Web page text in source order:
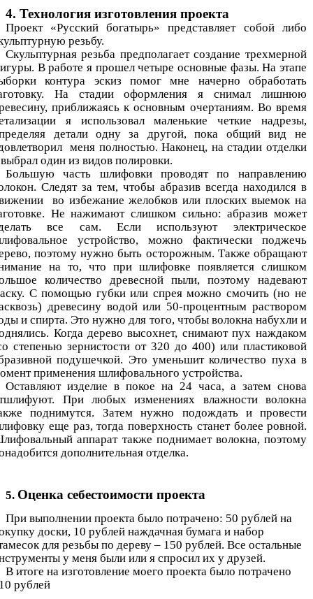
4. Технология изготовления проекта
Проект «Русский богатырь» представляет собой либо
резьбу.
Скульптурная резьба предполагает создание трехмерной
В работе я прошел четыре основные фазы. На этапе
контура эскиз помог мне начерно обработать
На стадии оформления я снимал лишнюю
приближаясь к основным очертаниям. Во время
я использовал маленькие четкие надрезы,
детали одну за другой, пока общий вид не
меня полностью. Наконец, на стадии отделки
один из видов полировки.
Большую часть шлифовки проводят по направлению
Следят за тем, чтобы абразив всегда находился в
во избежание желобков или плоских выемок на
Не нажимают слишком сильно: абразив может
все сам. Если используют электрическое
устройство, можно фактически поджечь
поэтому нужно быть осторожным. Также обращают
на то, что при шлифовке появляется слишком
количество древесной пыли, поэтому надевают
С помощью губки или спрея можно смочить (но не
древесину водой или 50-процентным раствором
и спирта. Это нужно для того, чтобы волокна набухли и
Когда дерево высохнет, снимают пух наждаком
степенью зернистости от 320 до 400) или пластиковой
подушечкой. Это уменьшит количество пуха в
применения шлифовального устройства.
Оставляют изделие в покое на 24 часа, а затем снова
При любых изменениях влажности волокна
поднимутся. Затем нужно подождать и провести
еще раз, тогда поверхность станет более ровной.
аппарат также поднимает волокна, поэтому
дополнительная отделка.
5. Оценка себестоимости проекта
При выполнении проекта было потрачено: 50 рублей на
доски, 10 рублей наждачная бумага и набор
для резьбы по дереву – 150 рублей. Все остальные
у меня были или я спросил их у друзей.
В итоге на изготовление моего проекта было потрачено
рублей